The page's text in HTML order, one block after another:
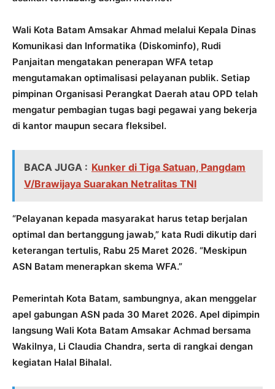
Wali Kota Batam Amsakar Ahmad melalui Kepala Dinas
Komunikasi dan Informatika (Diskominfo), Rudi
Panjaitan mengatakan penerapan WFA tetap
mengutamakan optimalisasi pelayanan publik. Setiap
pimpinan Organisasi Perangkat Daerah atau OPD telah
mengatur pembagian tugas bagi pegawai yang bekerja
di kantor maupun secara fleksibel.
BACA JUGA : Kunker di Tiga Satuan, Pangdam
V/Brawijaya Suarakan Netralitas TNI
“Pelayanan kepada masyarakat harus tetap berjalan
optimal dan bertanggung jawab,” kata Rudi dikutip dari
keterangan tertulis, Rabu 25 Maret 2026. “Meskipun
ASN Batam menerapkan skema WFA.”
Pemerintah Kota Batam, sambungnya, akan menggelar
apel gabungan ASN pada 30 Maret 2026. Apel dipimpin
langsung Wali Kota Batam Amsakar Achmad bersama
Wakilnya, Li Claudia Chandra, serta di rangkai dengan
kegiatan Halal Bihalal.